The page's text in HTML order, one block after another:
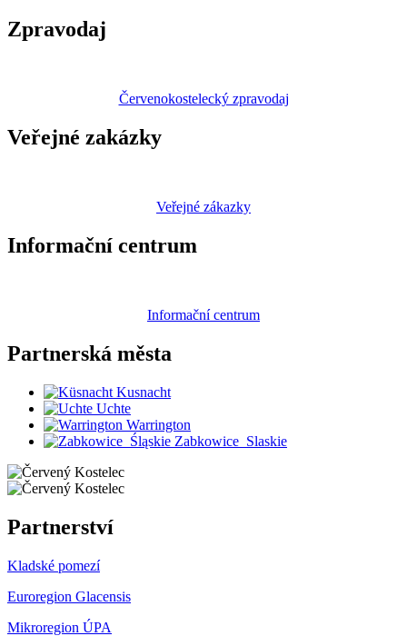
Zpravodaj
Červenokostelecký zpravodaj
Veřejné zakázky
Veřejné zákazky
Informační centrum
Informační centrum
Partnerská města
Kusnacht
Uchte
Warrington
Zabkowice_Slaskie
Partnerství
Kladské pomezí
Euroregion Glacensis
Mikroregion ÚPA